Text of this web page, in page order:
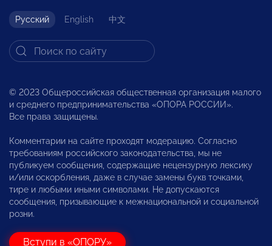
Русский English 中文
© 2023 Общероссийская общественная организация малого
и среднего предпринимательства «ОПОРА РОССИИ».
Все права защищены.
Комментарии на сайте проходят модерацию. Согласно
требованиям российского законодательства, мы не
публикуем сообщения, содержащие нецензурную лексику
и/или оскорбления, даже в случае замены букв точками,
тире и любыми иными символами. Не допускаются
сообщения, призывающие к межнациональной и социальной
розни.
Вступи в «ОПОРУ»